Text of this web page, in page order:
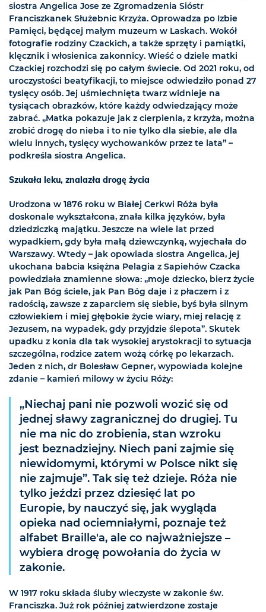
siostra Angelica Jose ze Zgromadzenia Sióstr
Franciszkanek Służebnic Krzyża. Oprowadza po Izbie
Pamięci, będącej małym muzeum w Laskach. Wokół
fotografie rodziny Czackich, a także sprzęty i pamiątki,
klęcznik i włosienica zakonnicy. Wieść o dziele matki
Czackiej rozchodzi się po całym świecie. Od 2021 roku, od
uroczystości beatyfikacji, to miejsce odwiedziło ponad 27
tysięcy osób. Jej uśmiechnięta twarz widnieje na
tysiącach obrazków, które każdy odwiedzający może
zabrać. „Matka pokazuje jak z cierpienia, z krzyża, można
zrobić drogę do nieba i to nie tylko dla siebie, ale dla
wielu innych, tysięcy wychowanków przez te lata” –
podkreśla siostra Angelica.
Szukała leku, znalazła drogę życia
Urodzona w 1876 roku w Białej Cerkwi Róża była
doskonale wykształcona, znała kilka języków, była
dziedziczką majątku. Jeszcze na wiele lat przed
wypadkiem, gdy była małą dziewczynką, wyjechała do
Warszawy. Wtedy – jak opowiada siostra Angelica, jej
ukochana babcia księżna Pelagia z Sapiehów Czacka
powiedziała znamienne słowa: „moje dziecko, bierz życie
jak Pan Bóg ściele, jak Pan Bóg daje i z płaczem i z
radością, zawsze z zaparciem się siebie, byś była silnym
człowiekiem i miej głębokie życie wiary, miej relację z
Jezusem, na wypadek, gdy przyjdzie ślepota”. Skutek
upadku z konia dla tak wysokiej arystokracji to sytuacja
szczególna, rodzice zatem wożą córkę po lekarzach.
Jeden z nich, dr Bolesław Gepner, wypowiada kolejne
zdanie – kamień milowy w życiu Róży:
„Niechaj pani nie pozwoli wozić się od
jednej sławy zagranicznej do drugiej. Tu
nie ma nic do zrobienia, stan wzroku
jest beznadziejny. Niech pani zajmie się
niewidomymi, którymi w Polsce nikt się
nie zajmuje”. Tak się też dzieje. Róża nie
tylko jeździ przez dziesięć lat po
Europie, by nauczyć się, jak wygląda
opieka nad ociemniałymi, poznaje też
alfabet Braille'a, ale co najważniejsze –
wybiera drogę powołania do życia w
zakonie.
W 1917 roku składa śluby wieczyste w zakonie św.
Franciszka. Już rok później zatwierdzone zostaje